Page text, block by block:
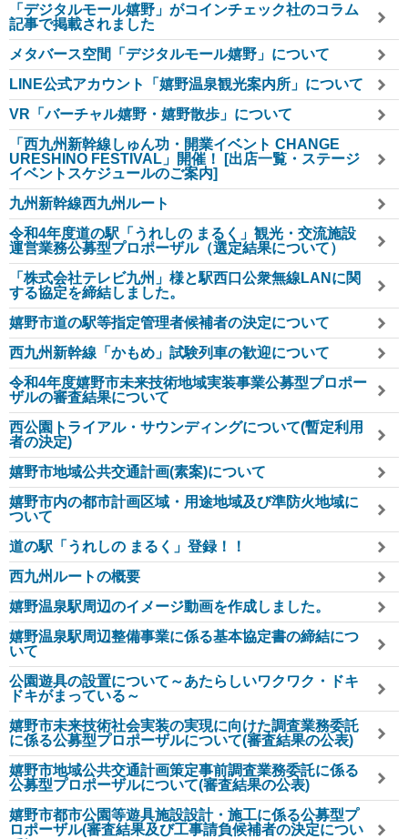
「デジタルモール嬉野」がコインチェック社のコラム
記事で掲載されました
メタバース空間「デジタルモール嬉野」について
LINE公式アカウント「嬉野温泉観光案内所」について
VR「バーチャル嬉野・嬉野散歩」について
「西九州新幹線しゅん功・開業イベント CHANGE
URESHINO FESTIVAL」開催！ [出店一覧・ステージ
イベントスケジュールのご案内]
九州新幹線西九州ルート
令和4年度道の駅「うれしの まるく」観光・交流施設
運営業務公募型プロポーザル（選定結果について）
「株式会社テレビ九州」様と駅西口公衆無線LANに関
する協定を締結しました。
嬉野市道の駅等指定管理者候補者の決定について
西九州新幹線「かもめ」試験列車の歓迎について
令和4年度嬉野市未来技術地域実装事業公募型プロポー
ザルの審査結果について
西公園トライアル・サウンディングについて(暫定利用
者の決定)
嬉野市地域公共交通計画(素案)について
嬉野市内の都市計画区域・用途地域及び準防火地域に
ついて
道の駅「うれしの まるく」登録！！
西九州ルートの概要
嬉野温泉駅周辺のイメージ動画を作成しました。
嬉野温泉駅周辺整備事業に係る基本協定書の締結につ
いて
公園遊具の設置について～あたらしいワクワク・ドキ
ドキがまっている～
嬉野市未来技術社会実装の実現に向けた調査業務委託
に係る公募型プロポーザルについて(審査結果の公表)
嬉野市地域公共交通計画策定事前調査業務委託に係る
公募型プロポーザルについて(審査結果の公表)
嬉野市都市公園等遊具施設設計・施工に係る公募型プ
ロポーザル(審査結果及び工事請負候補者の決定につい